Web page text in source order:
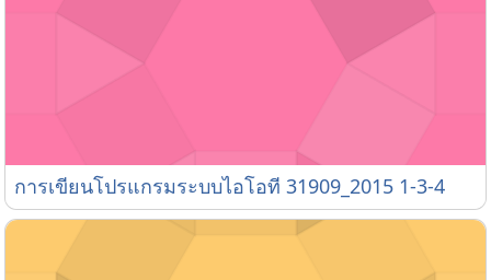
การเขียนโปรแกรมระบบไอโอที 31909_2015 1-3-4
การเขียนโปรแกรมระบบไอโอที 31909_2015 1-3-4